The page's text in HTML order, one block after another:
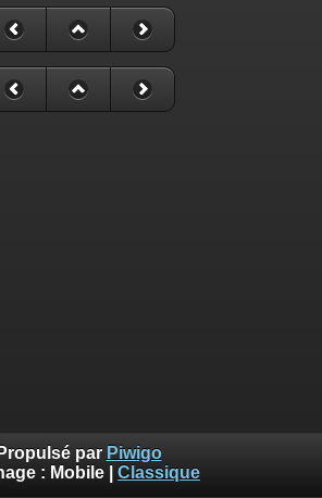
Propulsé par Piwigo
: Mobile Classique